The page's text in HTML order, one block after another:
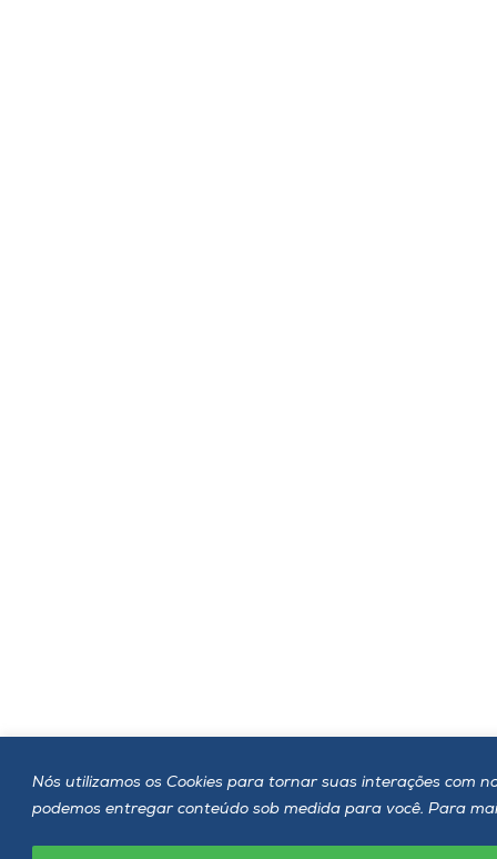
Nós utilizamos os Cookies para tornar suas interações com
podemos entregar conteúdo sob medida para você. Para